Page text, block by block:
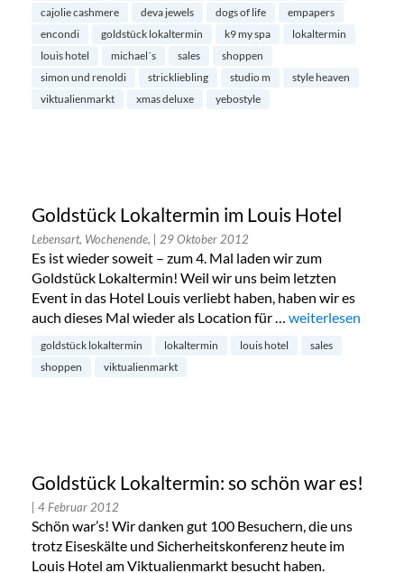
cajolie cashmere
deva jewels dogs of life
empapers
encondi
goldstück lokaltermin k9 my spa
lokaltermin
louis hotel
michael´s sales
shoppen
simon und renoldi
strickliebling studio m
style heaven
viktualienmarkt
xmas deluxe yebostyle
Goldstück Lokaltermin im Louis Hotel
Lebensart, Wochenende, | 29 Oktober 2012
Es ist wieder soweit – zum 4. Mal laden wir zum
Goldstück Lokaltermin! Weil wir uns beim letzten
Event in das Hotel Louis verliebt haben, haben wir es
auch dieses Mal wieder als Location für … „Goldstück
weiterlesen
goldstück lokaltermin lokaltermin louis hotel
sales
shoppen
viktualienmarkt
Goldstück Lokaltermin: so schön war es!
| 4 Februar 2012
Schön war’s! Wir danken gut 100 Besuchern, die uns
trotz Eiseskälte und Sicherheitskonferenz heute im
Louis Hotel am Viktualienmarkt besucht haben.